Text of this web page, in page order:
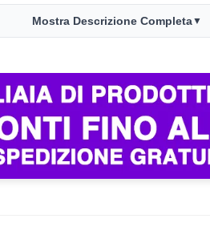
schermo, che privilegia fluidità e
con facilità.
frequenza a 180 Hz è
a modelli in metallo e il
rumorose sotto stress. La
Mostra Descrizione Completa▼